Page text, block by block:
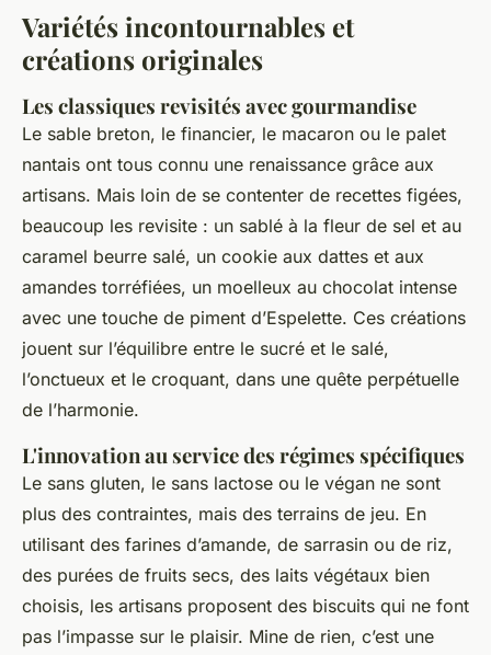
Variétés incontournables et
créations originales
Les classiques revisités avec gourmandise
Le sable breton, le financier, le macaron ou le palet
nantais ont tous connu une renaissance grâce aux
artisans. Mais loin de se contenter de recettes figées,
beaucoup les revisite : un sablé à la fleur de sel et au
caramel beurre salé, un cookie aux dattes et aux
amandes torréfiées, un moelleux au chocolat intense
avec une touche de piment d’Espelette. Ces créations
jouent sur l’équilibre entre le sucré et le salé,
l’onctueux et le croquant, dans une quête perpétuelle
de l’harmonie.
L'innovation au service des régimes spécifiques
Le sans gluten, le sans lactose ou le végan ne sont
plus des contraintes, mais des terrains de jeu. En
utilisant des farines d’amande, de sarrasin ou de riz,
des purées de fruits secs, des laits végétaux bien
choisis, les artisans proposent des biscuits qui ne font
pas l’impasse sur le plaisir. Mine de rien, c’est une